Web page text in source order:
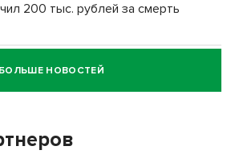
200 тыс. рублей за смерть
водителя за смерть
в новосибирском селе лошади
БОЛЬШЕ НОВОСТЕЙ